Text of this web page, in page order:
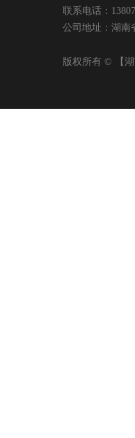
联系电话：
公司地址：湖南
版权所有 © 【